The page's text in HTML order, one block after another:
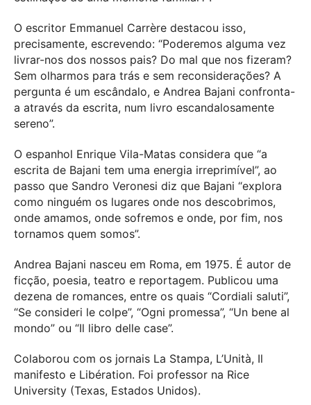
O escritor Emmanuel Carrère destacou isso,
precisamente, escrevendo: “Poderemos alguma vez
livrar-nos dos nossos pais? Do mal que nos fizeram?
Sem olharmos para trás e sem reconsiderações? A
pergunta é um escândalo, e Andrea Bajani confronta-
a através da escrita, num livro escandalosamente
sereno”.
O espanhol Enrique Vila-Matas considera que “a
escrita de Bajani tem uma energia irreprimível”, ao
passo que Sandro Veronesi diz que Bajani “explora
como ninguém os lugares onde nos descobrimos,
onde amamos, onde sofremos e onde, por fim, nos
tornamos quem somos”.
Andrea Bajani nasceu em Roma, em 1975. É autor de
ficção, poesia, teatro e reportagem. Publicou uma
dezena de romances, entre os quais “Cordiali saluti”,
“Se consideri le colpe”, “Ogni promessa”, “Un bene al
mondo” ou “Il libro delle case”.
Colaborou com os jornais La Stampa, L’Unità, Il
manifesto e Libération. Foi professor na Rice
University (Texas, Estados Unidos).